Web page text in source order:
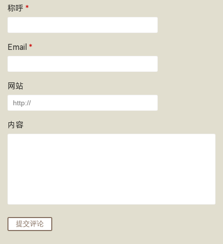
称呼 *
Email *
网站
内容
提交评论